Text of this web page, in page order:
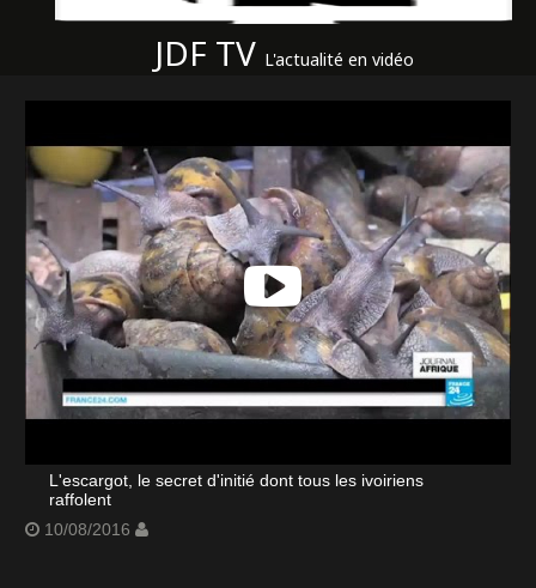
JDF TV L'actualité en vidéo
L'escargot, le secret d'initié dont tous les ivoiriens
raffolent
10/08/2016